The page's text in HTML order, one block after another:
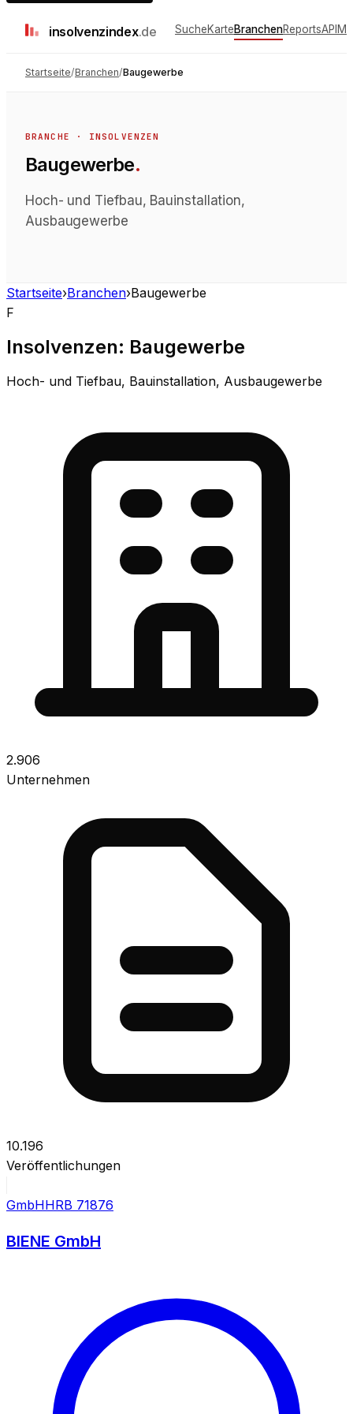
insolvenzindex.de SucheKarteBranchenReportsAPI
Startseite/Branchen/Baugewerbe
BRANCHE · INSOLVENZEN
Baugewerbe.
Hoch- und Tiefbau, Bauinstallation,
Ausbaugewerbe
Startseite›Branchen›Baugewerbe
F
Insolvenzen: Baugewerbe
Hoch- und Tiefbau, Bauinstallation, Ausbaugewerbe
2.906
Unternehmen
10.196
Veröffentlichungen
GmbHHRB 71876
BIENE GmbH